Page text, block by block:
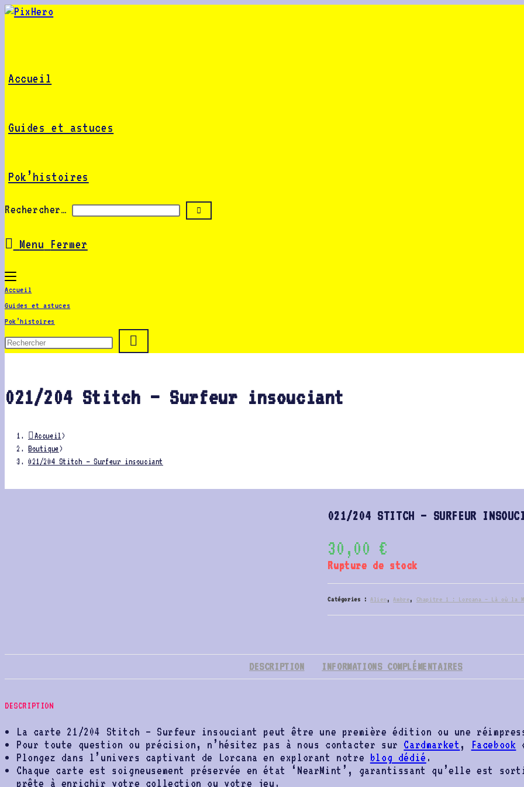
Skip
Accueil
Guides et astuces
Pok’histoires
Rechercher…
Envoyer
la
Menu Fermer
Toggle
the
button
to
expand
or
collapse
Accueil
Guides et astuces
Pok’histoires
021/204 Stitch – Surfeur insouciant
Accueil>
Boutique>
021/204 Stitch – Surfeur insouciant
021/204 STITCH – SURFEUR
30,00 €
Rupture de stock
Catégories :Alien,Ambre, Chapitre 1 : Lorcana – Là où la
DESCRIPTION INFORMATIONS COMPLÉMENTAIRES
DESCRIPTION
La carte 21/204 Stitch – Surfeur insouciant peut être une première édition ou une
Pour toute question ou précision, n’hésitez pas à nous contacter sur Cardmarket , Facebook
Plongez dans l’univers captivant de Lorcana en explorant notre blog dédié .
Chaque carte est soigneusement préservée en état ‘NearMint’, garantissant qu’elle est
prête à enrichir votre collection ou votre jeu.